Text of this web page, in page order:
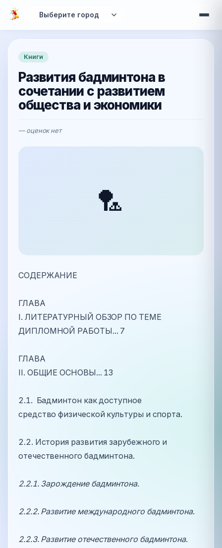
Перейти к основному содержанию
Книги
Развития бадминтона в
сочетании с развитием
общества и экономики
— оценок нет
🏸
СОДЕРЖАНИЕ
ГЛАВА
I. ЛИТЕРАТУРНЫЙ ОБЗОР ПО ТЕМЕ
ДИПЛОМНОЙ РАБОТЫ... 7
ГЛАВА
II. ОБЩИЕ ОСНОВЫ... 13
2.1. Бадминтон как доступное
средство физической культуры и спорта.
2.2. История развития зарубежного и
отечественного бадминтона.
2.2.1. Зарождение бадминтона.
2.2.2. Развитие международного бадминтона.
2.2.3. Развитие отечественного бадминтона.